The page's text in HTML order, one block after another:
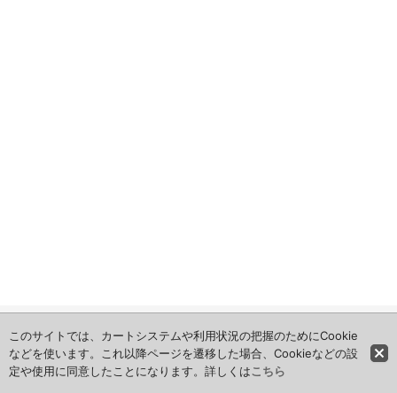
このサイトでは、カートシステムや利用状況の把握のためにCookie
などを使います。これ以降ページを遷移した場合、Cookieなどの設
定や使用に同意したことになります。詳しくはこちら